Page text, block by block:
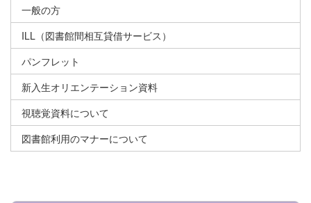
一般の方
ILL（図書館間相互貸借サービス）
パンフレット
新入生オリエンテーション資料
視聴覚資料について
図書館利用のマナーについて